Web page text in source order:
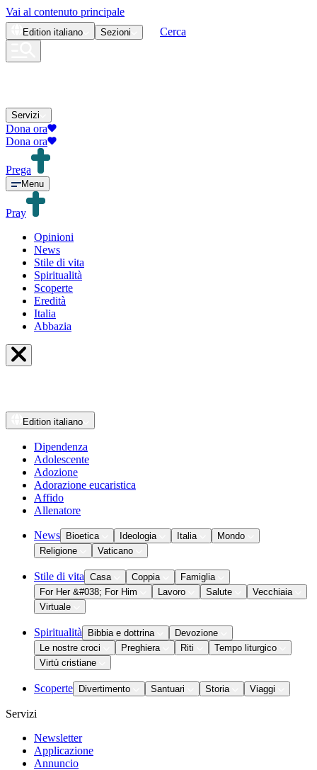
Vai al contenuto principale
Edition italiano Sezioni Cerca
Servizi
Dona ora
Dona ora
Prega
Menu
Pray
Opinioni
News
Stile di vita
Spiritualità
Scoperte
Eredità
Italia
Abbazia
Edition italiano
Dipendenza
Adolescente
Adozione
Adorazione eucaristica
Affido
Allenatore
News Bioetica Ideologia Italia
Mondo
Religione
Vaticano
Stile di vita Casa Coppia
Famiglia
For Her &#038; For Him
Lavoro Salute
Vecchiaia
Virtuale
Spiritualità Bibbia e dottrina
Devozione
Le nostre croci
Preghiera Riti
Tempo liturgico
Virtù cristiane
Scoperte Divertimento Santuari Storia Viaggi
Servizi
Newsletter
Applicazione
Annuncio